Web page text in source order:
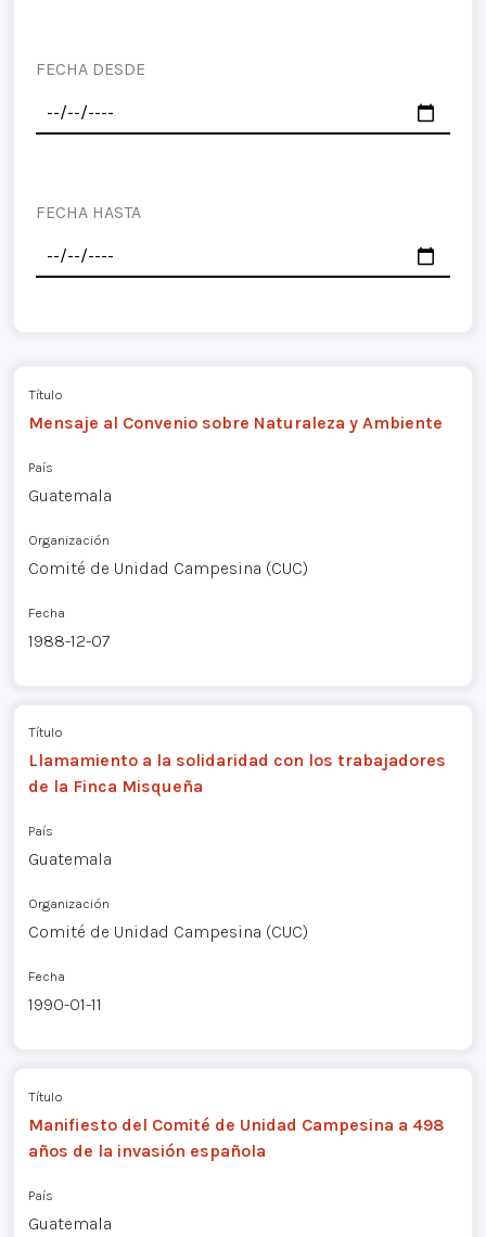
FECHA DESDE
FECHA HASTA
Título
Mensaje al Convenio sobre Naturaleza y Ambiente
País
Guatemala
Organización
Comité de Unidad Campesina (CUC)
Fecha
1988-12-07
Título
Llamamiento a la solidaridad con los trabajadores
de la Finca Misqueña
País
Guatemala
Organización
Comité de Unidad Campesina (CUC)
Fecha
1990-01-11
Título
Manifiesto del Comité de Unidad Campesina a 498
años de la invasión española
País
Guatemala